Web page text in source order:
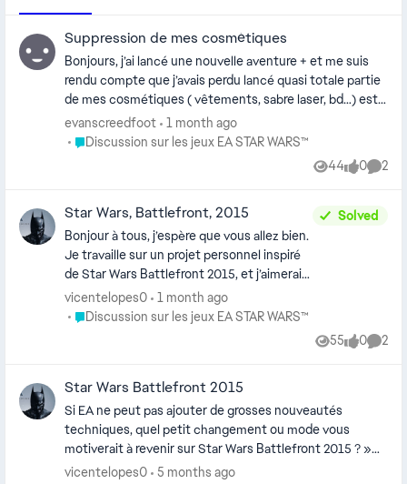
Suppression de mes cosmétiques
Bonjours, j’ai lancé une nouvelle aventure + et me suis
rendu compte que j’avais perdu lancé quasi totale partie
de mes cosmétiques ( vêtements, sabre laser, bd…) est
ce normal ? merci bonne journée
evanscreedfoot
1 month ago
Place Discussion sur les jeux EA STAR WARS™
Discussion sur les jeux EA STAR WARS™
44
Views 0
likes 2
Star Wars, Battlefront, 2015
Bonjour à tous, j’espère que vous allez bien.
Je travaille sur un projet personnel inspiré
de Star Wars Battlefront 2015, et j’aimerais
savoir si vous seriez d’accord pour que je
demande à EA des ressources ou des mises
des nouveautés. Merci d’avance
Solved
vicentelopes0
1 month ago
Place Discussion sur les jeux EA STAR WARS™
Discussion sur les jeux EA STAR WARS™
55
Views 0
likes 2
Star Wars Battlefront 2015
Si EA ne peut pas ajouter de grosses nouveautés
techniques, quel petit changement ou mode vous
motiverait à revenir sur Star Wars Battlefront 2015 ? »
Voilà, tu peux la diffuser et voir ce que la communauté
vicentelopes0
5 months ago